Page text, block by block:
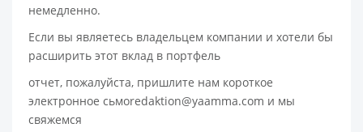
немедленно.
Если вы являетесь владельцем компании и хотели бы
расширить этот вклад в портфель
отчет, пожалуйста, пришлите нам короткое
электронное сьмоredaktion@yaamma.com и мы
свяжемся